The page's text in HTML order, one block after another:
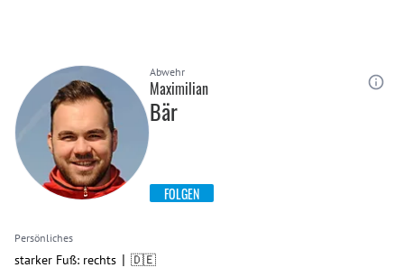
Abwehr
Maximilian
Bär
FOLGEN
Persönliches
starker Fuß: rechts | 🇩🇪